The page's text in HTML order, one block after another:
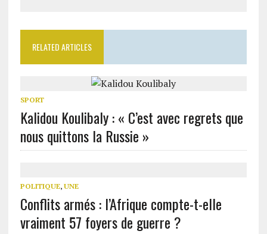
RELATED ARTICLES
SPORT
Kalidou Koulibaly : « C’est avec regrets que
nous quittons la Russie »
POLITIQUE, UNE
Conflits armés : l’Afrique compte-t-elle
vraiment 57 foyers de guerre ?